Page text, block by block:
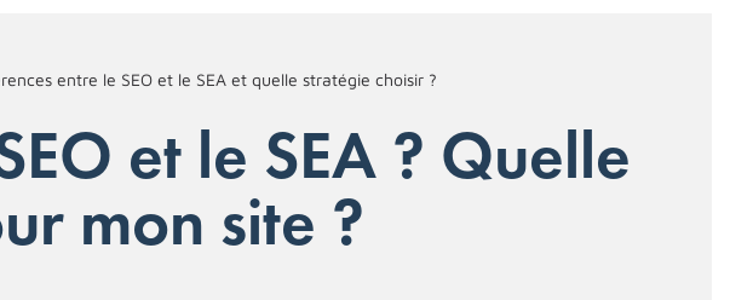
entre le SEO et le SEA et quelle stratégie choisir ?
et le SEA ? Quelle
mon site ?